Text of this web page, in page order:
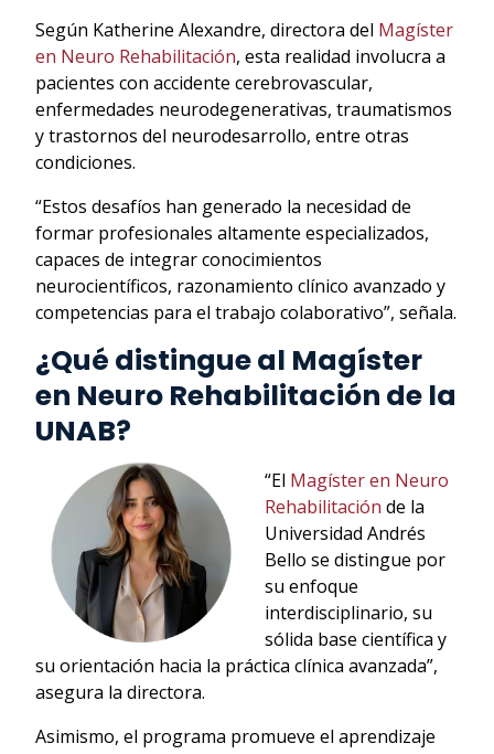
Según Katherine Alexandre, directora del Magíster
en Neuro Rehabilitación, esta realidad involucra a
pacientes con accidente cerebrovascular,
enfermedades neurodegenerativas, traumatismos
y trastornos del neurodesarrollo, entre otras
condiciones.
“Estos desafíos han generado la necesidad de
formar profesionales altamente especializados,
capaces de integrar conocimientos
neurocientíficos, razonamiento clínico avanzado y
competencias para el trabajo colaborativo”, señala.
¿Qué distingue al Magíster
en Neuro Rehabilitación de la
UNAB?
“El Magíster en Neuro
Rehabilitación de la
Universidad Andrés
Bello se distingue por
su enfoque
interdisciplinario, su
sólida base científica y
su orientación hacia la práctica clínica avanzada”,
asegura la directora.
Asimismo, el programa promueve el aprendizaje